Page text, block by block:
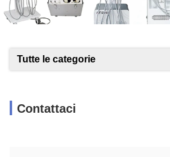
Tutte le categorie
Contattaci